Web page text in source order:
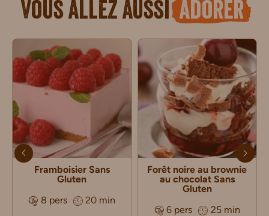
Vous allez aussiadorer
Framboisier Sans
Gluten
8 pers
20 min
Forêt noire au brownie
au chocolat Sans
Gluten
6 pers
25 min